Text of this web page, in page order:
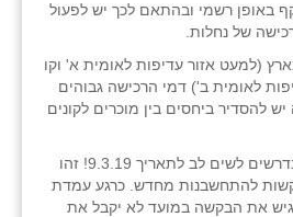
באופן רשמי ובהתאם לכך יש לפעול
של נחלות.
(למעט אזור עדיפות לאומית א' וקו
לאומית ב') דמי הרכישה גבוהים
להסדיר ביחסים בין מוכרים לקונים
בשלב זה, בעלי הנחלות נדרשים לשים לב לתאריך 9.3.19! זהו
להתחשבנות מחדש. כרגע עמדת
את הבקשה במועד לא יקבל את